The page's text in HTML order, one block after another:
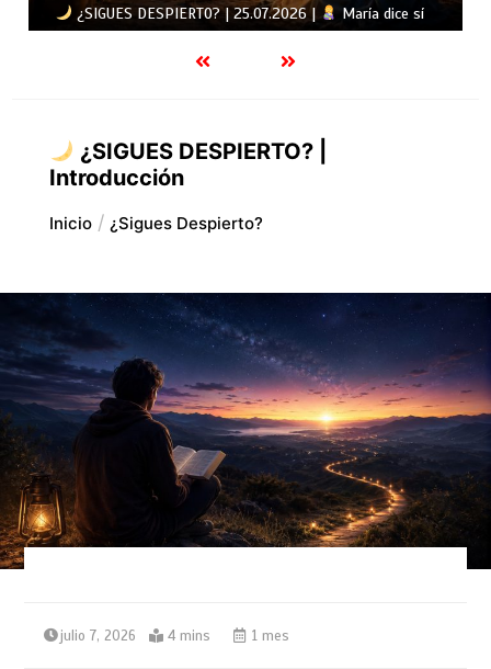
cambia tus planes
¿SIGUES DESPIERTO? |
Introducción
Inicio ¿Sigues Despierto?
julio 7, 2026 4 mins 1 mes